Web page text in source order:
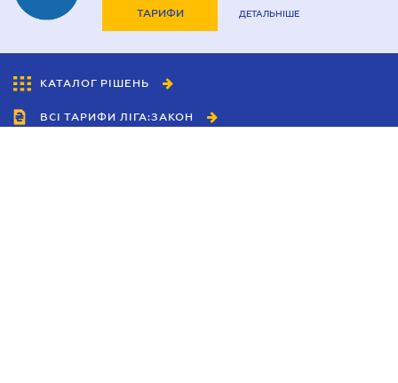
ТАРИФИ ДЕТАЛЬНІШЕ
КАТАЛОГ РІШЕНЬ
ВСІ ТАРИФИ ЛІГА:ЗАКОН